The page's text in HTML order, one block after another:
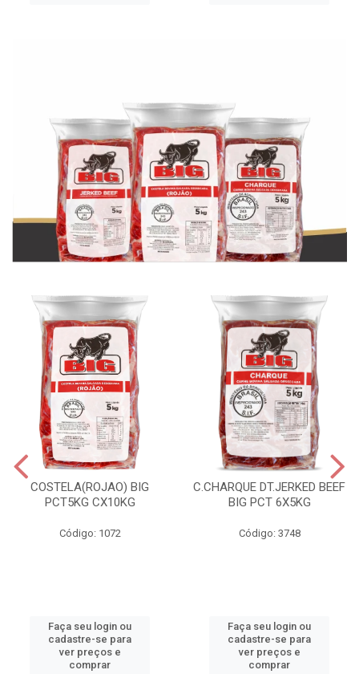
COSTELA(ROJAO) BIG
PCT5KG CX10KG
Código: 1072
Faça seu login ou
cadastre-se para
ver preços e
comprar
C.CHARQUE DT.JERKED BEEF
BIG PCT 6X5KG
Código: 3748
Faça seu login ou
cadastre-se para
ver preços e
comprar